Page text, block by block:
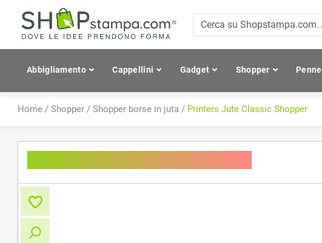
Abbigliamento Cappellini Gadget Shopper Penne
Home / Shopper / Shopper borse in juta / Printers Jute Classic Shopper